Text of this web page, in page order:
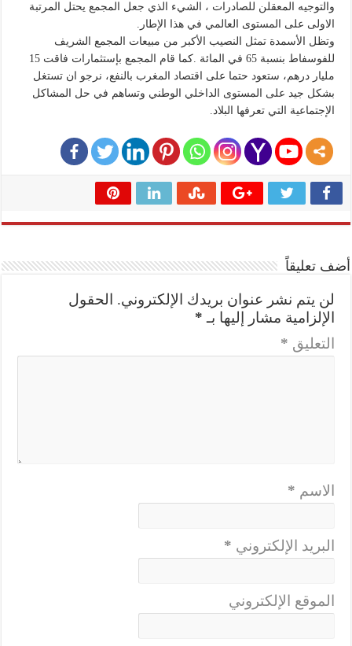
والتوجيه المعقلن للصادرات ، الشيء الذي جعل المجمع يحتل المرتبة
الاولى على المستوى العالمي في هذا الإطار.
وتظل الأسمدة تمثل النصيب الأكبر من مبيعات المجمع الشريف
للفوسفاط بنسبة 65 في المائة .كما قام المجمع بإستثمارات فاقت 15
مليار درهم، ستعود حتما على اقتصاد المغرب بالنفع، نرجو ان تستغل
بشكل جيد على المستوى الداخلي الوطني وتساهم في حل المشاكل
الإجتماعية التي تعرفها البلاد.
أضف تعليقاً
لن يتم نشر عنوان بريدك الإلكتروني.
الحقول
الإلزامية مشار إليها بـ *
التعليق *
الاسم *
البريد الإلكتروني *
الموقع الإلكتروني